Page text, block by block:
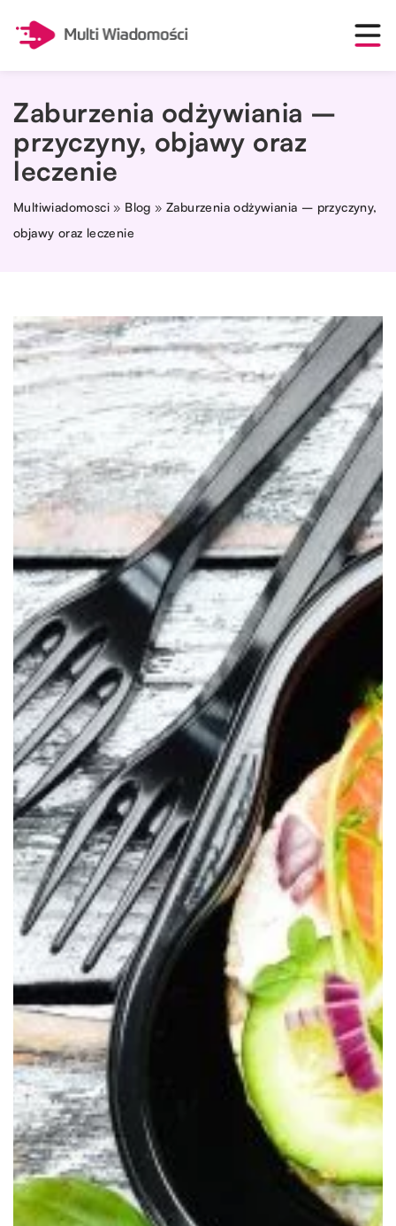
Zaburzenia odżywiania –
przyczyny, objawy oraz
leczenie
Multiwiadomosci » Blog »Zaburzenia odżywiania – przyczyny,
objawy oraz leczenie